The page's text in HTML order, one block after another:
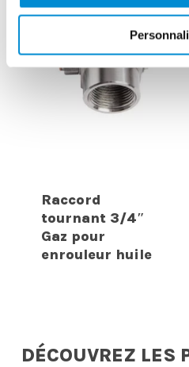
Raccord
tournant 3/4″
Gaz pour
enrouleur huile
DÉCOUVREZ LES